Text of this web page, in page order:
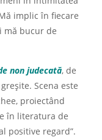
implic în fiecare
mă bucur de
non judecată, de
Scena este
proiectând
în literatura de
positive regard”.